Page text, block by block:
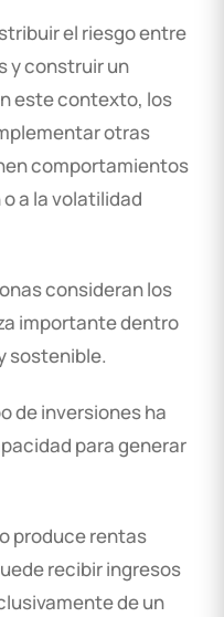
el riesgo entre
y construir un
este contexto, los
otras
comportamientos
a la volatilidad
consideran los
importante dentro
sostenible.
de inversiones ha
para generar
produce rentas
recibir ingresos
de un